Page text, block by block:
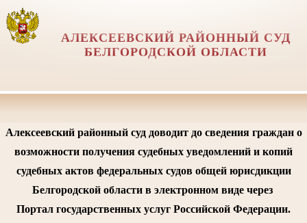
АЛЕКСЕЕВСКИЙ РАЙОННЫЙ СУД
БЕЛГОРОДСКОЙ ОБЛАСТИ
Алексеевский районный суд доводит до сведения граждан о
возможности получения судебных уведомлений и копий
судебных актов федеральных судов общей юрисдикции
Белгородской области в электронном виде через
Портал государственных услуг Российской Федерации.